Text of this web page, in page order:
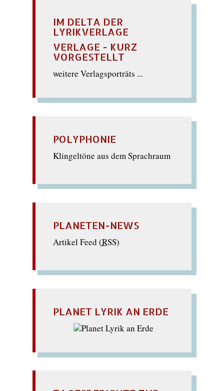
IM DELTA DER
LYRIKVERLAGE
VERLAGE - KURZ
VORGESTELLT
weitere Verlagsporträts ...
POLYPHONIE
Klingeltöne aus dem Sprachraum
PLANETEN-NEWS
Artikel Feed (RSS)
PLANET LYRIK AN ERDE